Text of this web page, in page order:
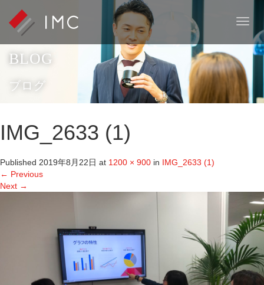
T
g
l
e
a
BLOG
ブログ
IMG_2633 (1)
Published 2019年8月22日 at 1200 × 900 in IMG_2633 (1)
← Previous
Next →